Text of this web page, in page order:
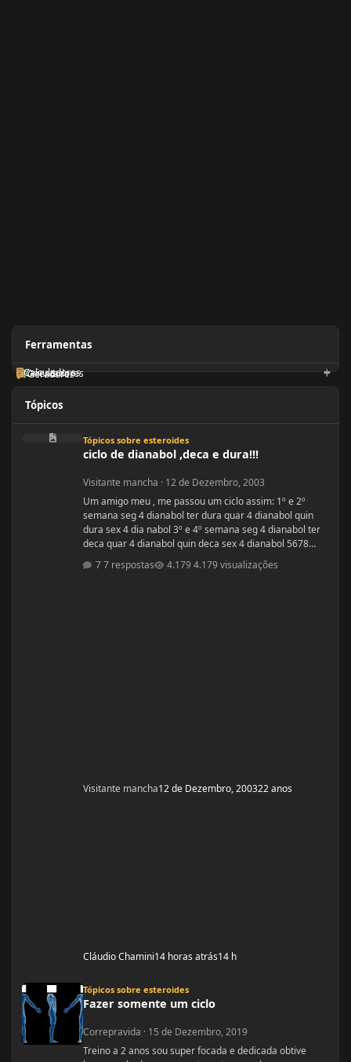
Ferramentas
Geradores
Orientadores
Calculadoras
Tópicos
ciclo de dianabol ,deca e dura!!!
Tópicos sobre esteroides
ciclo de dianabol ,deca e dura!!!
Visitante mancha · 12 de Dezembro, 2003
Um amigo meu , me passou um ciclo assim: 1º e 2º
semana seg 4 dianabol ter dura quar 4 dianabol quin
dura sex 4 dia nabol 3º e 4º semana seg 4 dianabol ter
deca quar 4 dianabol quin deca sex 4 dianabol 5678
seman vou partir para definição com outros anabolicos.
PERGUNTAS : 1 - GOSTARIA DE SABER A OPNIÃO DE
7 respostas 4.179 visualizações
Visitante mancha12 de Dezembro, 200322 anos
Cláudio Chamini14 horas atrás14 h
Tópicos sobre esteroides
Fazer somente um ciclo
Correpravida · 15 de Dezembro, 2019
Treino a 2 anos sou super focada e dedicada obtive